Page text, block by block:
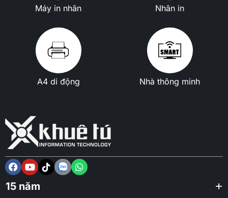
Máy in nhãn Nhãn in
A4 di động Nhà thông minh
15 năm